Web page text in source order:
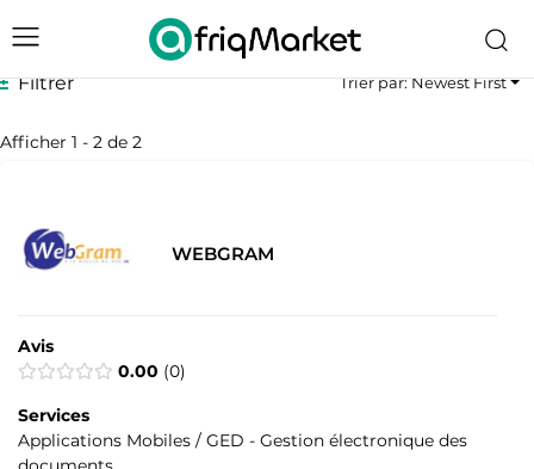
Filtrer
Afficher 1 - 2 de 2
Trier par: Newest First
WEBGRAM
Avis
0.00 0
Services
Applications Mobiles / GED - Gestion électronique des